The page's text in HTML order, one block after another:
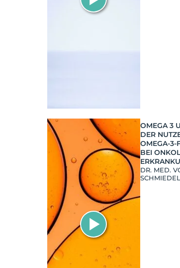
OMEGA 3
DER
OMEGA-3-
BEI
DR. MED.
SCHMIEDEL